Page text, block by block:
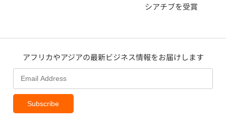
シアチブを受賞
アフリカやアジアの最新ビジネス情報をお届けします
Subscribe